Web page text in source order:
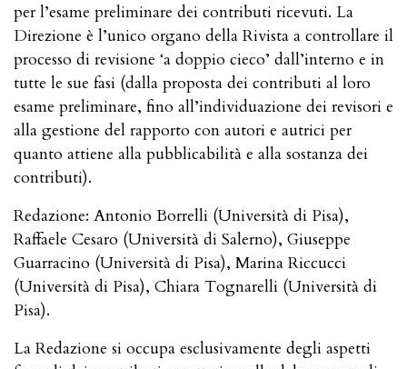
per l’esame preliminare dei contributi ricevuti. La
Direzione è l’unico organo della Rivista a controllare il
processo di revisione ‘a doppio cieco’ dall’interno e in
tutte le sue fasi (dalla proposta dei contributi al loro
esame preliminare, fino all’individuazione dei revisori e
alla gestione del rapporto con autori e autrici per
quanto attiene alla pubblicabilità e alla sostanza dei
contributi).
Redazione: Antonio Borrelli (Università di Pisa),
Raffaele Cesaro (Università di Salerno), Giuseppe
Guarracino (Università di Pisa), Marina Riccucci
(Università di Pisa), Chiara Tognarelli (Università di
Pisa).
La Redazione si occupa esclusivamente degli aspetti